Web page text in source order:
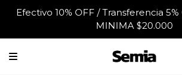
Efectivo 10% OFF / Transferencia
MINIMA $20.000